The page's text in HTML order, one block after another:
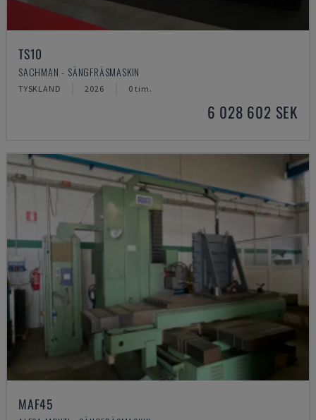
TS10
SACHMAN - SÄNGFRÄSMASKIN
TYSKLAND 2026 0 tim.
6 028 602 SEK
MAF45